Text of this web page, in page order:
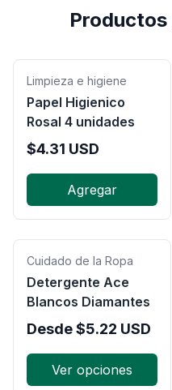
Limpieza e higiene
Papel Higienico
Rosal 4 unidades
$4.31 USD
Agregar
Cuidado de la Ropa
Detergente Ace
Blancos Diamantes
Desde$5.22 USD
Ver opciones